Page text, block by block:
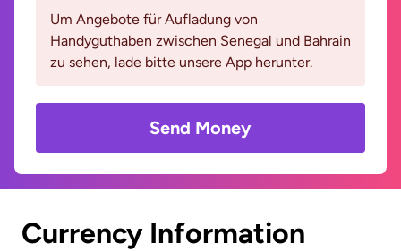
Um Angebote für Aufladung von
Handyguthaben zwischen Senegal und Bahrain
zu sehen, lade bitte unsere App herunter.
Send Money
Currency Information